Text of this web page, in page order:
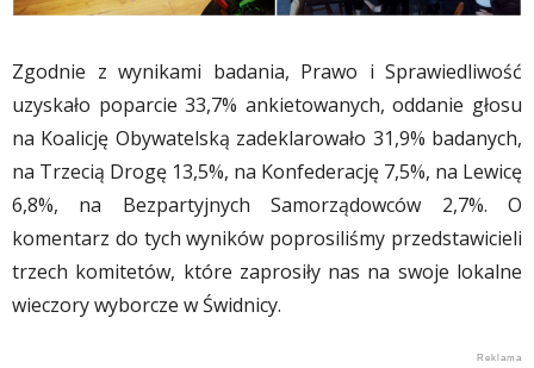
Zgodnie z wynikami badania, Prawo i Sprawiedliwość
uzyskało poparcie 33,7% ankietowanych, oddanie głosu
na Koalicję Obywatelską zadeklarowało 31,9% badanych,
na Trzecią Drogę 13,5%, na Konfederację 7,5%, na Lewicę
6,8%, na Bezpartyjnych Samorządowców 2,7%. O
komentarz do tych wyników poprosiliśmy przedstawicieli
trzech komitetów, które zaprosiły nas na swoje lokalne
wieczory wyborcze w Świdnicy.